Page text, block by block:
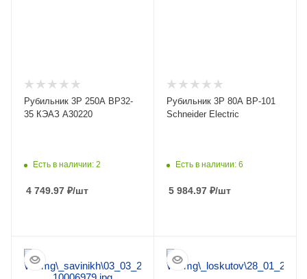
Рубильник 3Р 250А ВР32-
35 КЭАЗ А30220
Есть в наличии: 2
4 749.97 ₽/шт
Рубильник 3Р 80А ВР-101
Schneider Electric
Есть в наличии: 6
5 984.97 ₽/шт